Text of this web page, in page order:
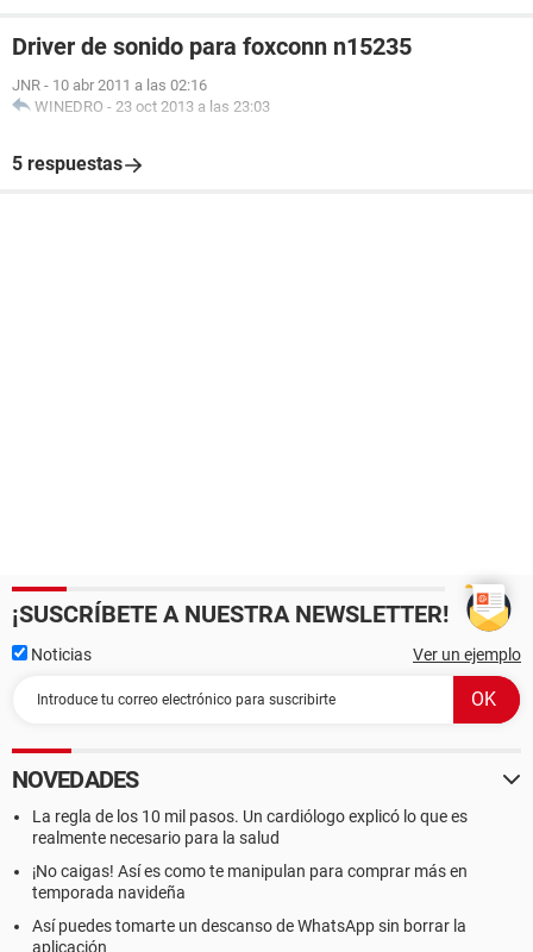
Driver de sonido para foxconn n15235
JNR - 10 abr 2011 a las 02:16
WINEDRO - 23 oct 2013 a las 23:03
5 respuestas
¡SUSCRÍBETE A NUESTRA NEWSLETTER!
Noticias Ver un ejemplo
NOVEDADES
La regla de los 10 mil pasos. Un cardiólogo explicó lo que es
realmente necesario para la salud
¡No caigas! Así es como te manipulan para comprar más en
temporada navideña
Así puedes tomarte un descanso de WhatsApp sin borrar la
aplicación